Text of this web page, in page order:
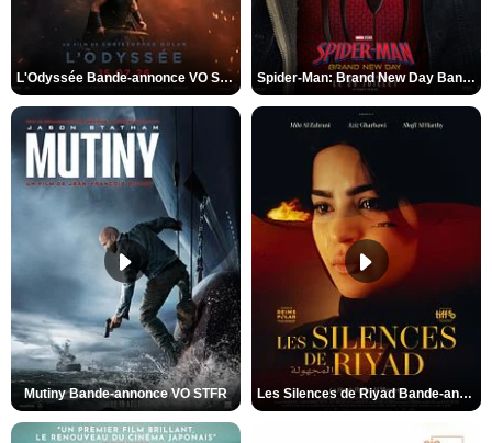
L'Odyssée Bande-annonce VO STFR Spider-Man: Brand New Day Bande-annonce VO STFR
Mutiny Bande-annonce VO STFR Les Silences de Riyad Bande-annonce VO STFR